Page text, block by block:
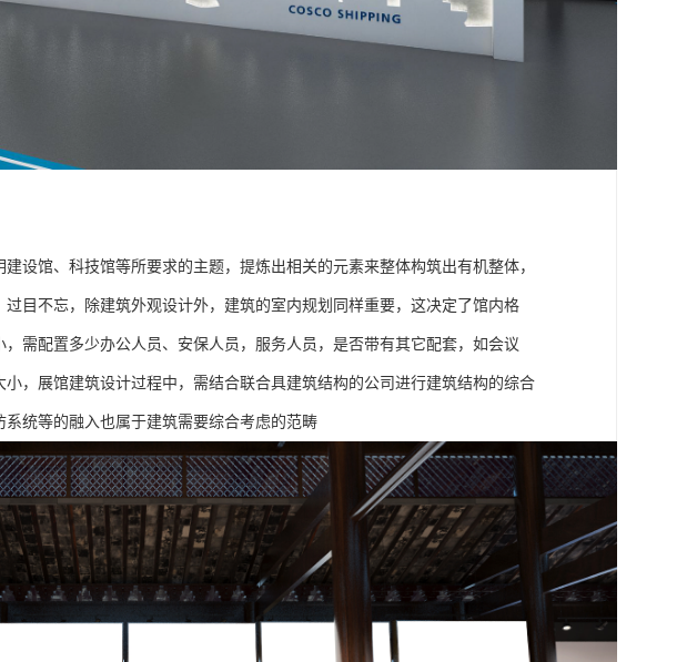
设馆、科技馆等所要求的主题，提炼出相关的元素来整体构筑出有机整体，
目不忘，除建筑外观设计外，建筑的室内规划同样重要，这决定了馆内格
需配置多少办公人员、安保人员，服务人员，是否带有其它配套，如会议
，展馆建筑设计过程中，需结合联合具建筑结构的公司进行建筑结构的综合
统等的融入也属于建筑需要综合考虑的范畴